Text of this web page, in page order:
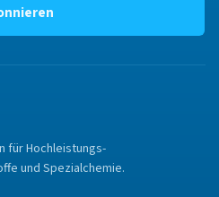
für Hochleistungs-
und Spezialchemie.